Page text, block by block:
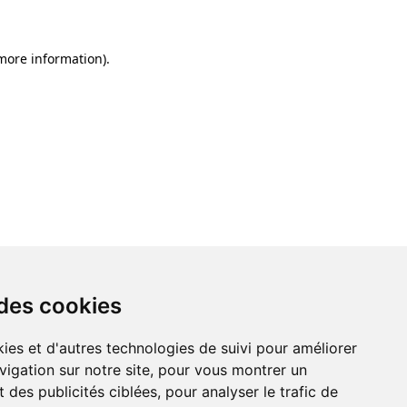
cookies
et d'autres technologies de suivi pour améliorer
sur notre site, pour vous montrer un
des publicités ciblées, pour analyser le trafic de
information).